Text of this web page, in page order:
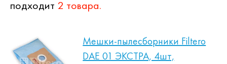
подходит 2 товара.
Мешки-пылесборники Filtero
DAE 01 ЭКСТРА, 4шт,